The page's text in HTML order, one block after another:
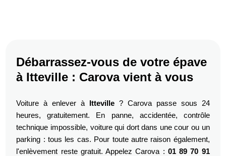
Débarrassez-vous de votre épave
à Itteville : Carova vient à vous
Voiture à enlever à Itteville ? Carova passe sous 24
heures, gratuitement. En panne, accidentée, contrôle
technique impossible, voiture qui dort dans une cour ou un
parking : tous les cas. Pour toute autre raison également,
l'enlèvement reste gratuit. Appelez Carova : 01 89 70 91